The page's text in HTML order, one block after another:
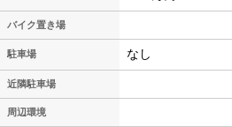
バイク置き場
駐車場 なし
近隣駐車場
周辺環境